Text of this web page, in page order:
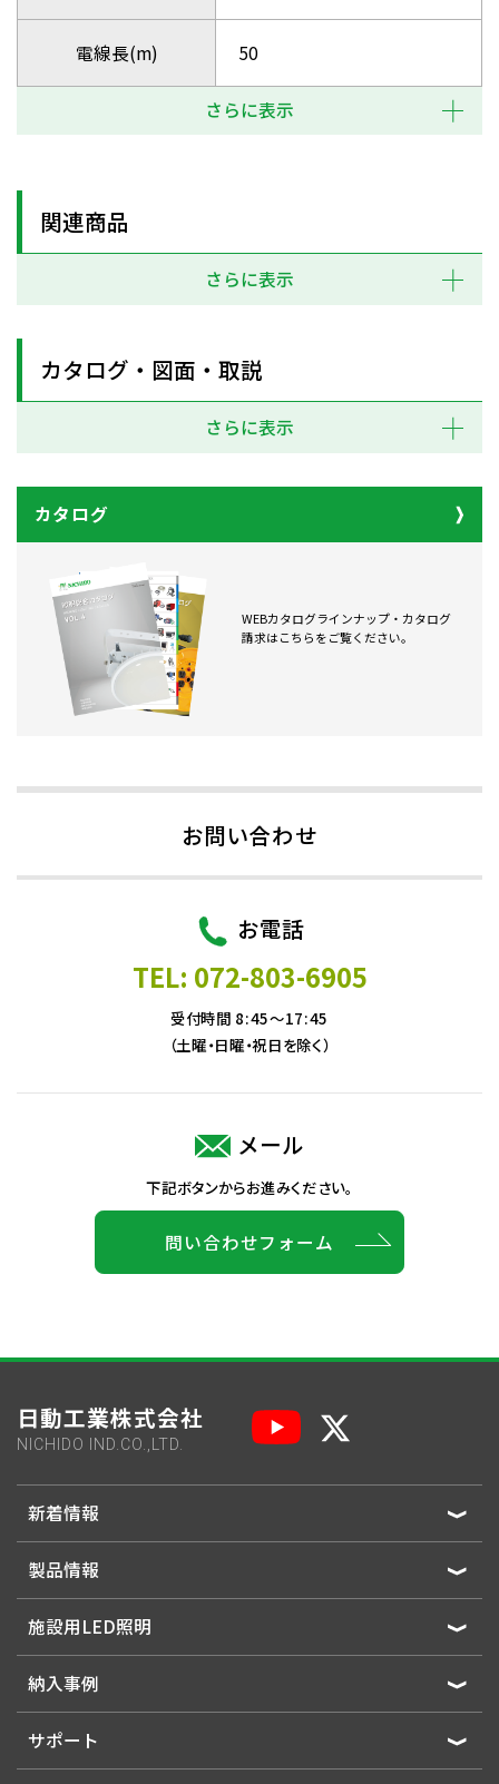
電線長(m) 50
さらに表示
関連商品
さらに表示
カタログ・図面・取説
さらに表示
カタログ
WEBカタログラインナップ・カタログ
請求はこちらをご覧ください。
お問い合わせ
お電話
TEL: 072-803-6905
受付時間 8:45～17:45
（土曜・日曜・祝日を除く）
メール
下記ボタンからお進みください。
問い合わせフォーム
日動工業株式会社
NICHIDO IND.CO.,LTD.
新着情報
製品情報
施設用LED照明
納入事例
サポート